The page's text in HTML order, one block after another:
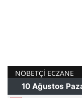
NÖBETÇI ECZANE